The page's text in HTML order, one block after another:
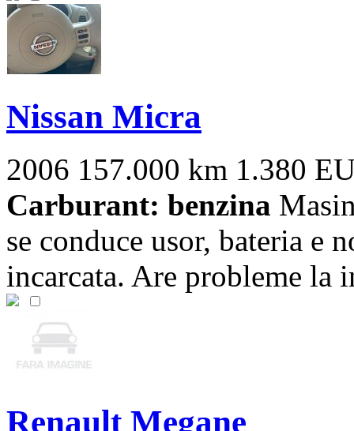
Nissan Micra
2006 157.000 km 1.380
Carburant: benzina
se conduce usor, bateria e
incarcata. Are probleme la
Renault Megane